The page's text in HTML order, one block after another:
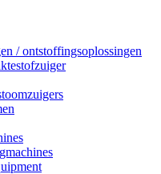
/ ontstoffingsoplossingen